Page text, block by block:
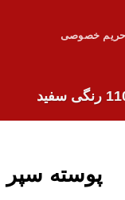
خصوصی
پوسته سپر جلو